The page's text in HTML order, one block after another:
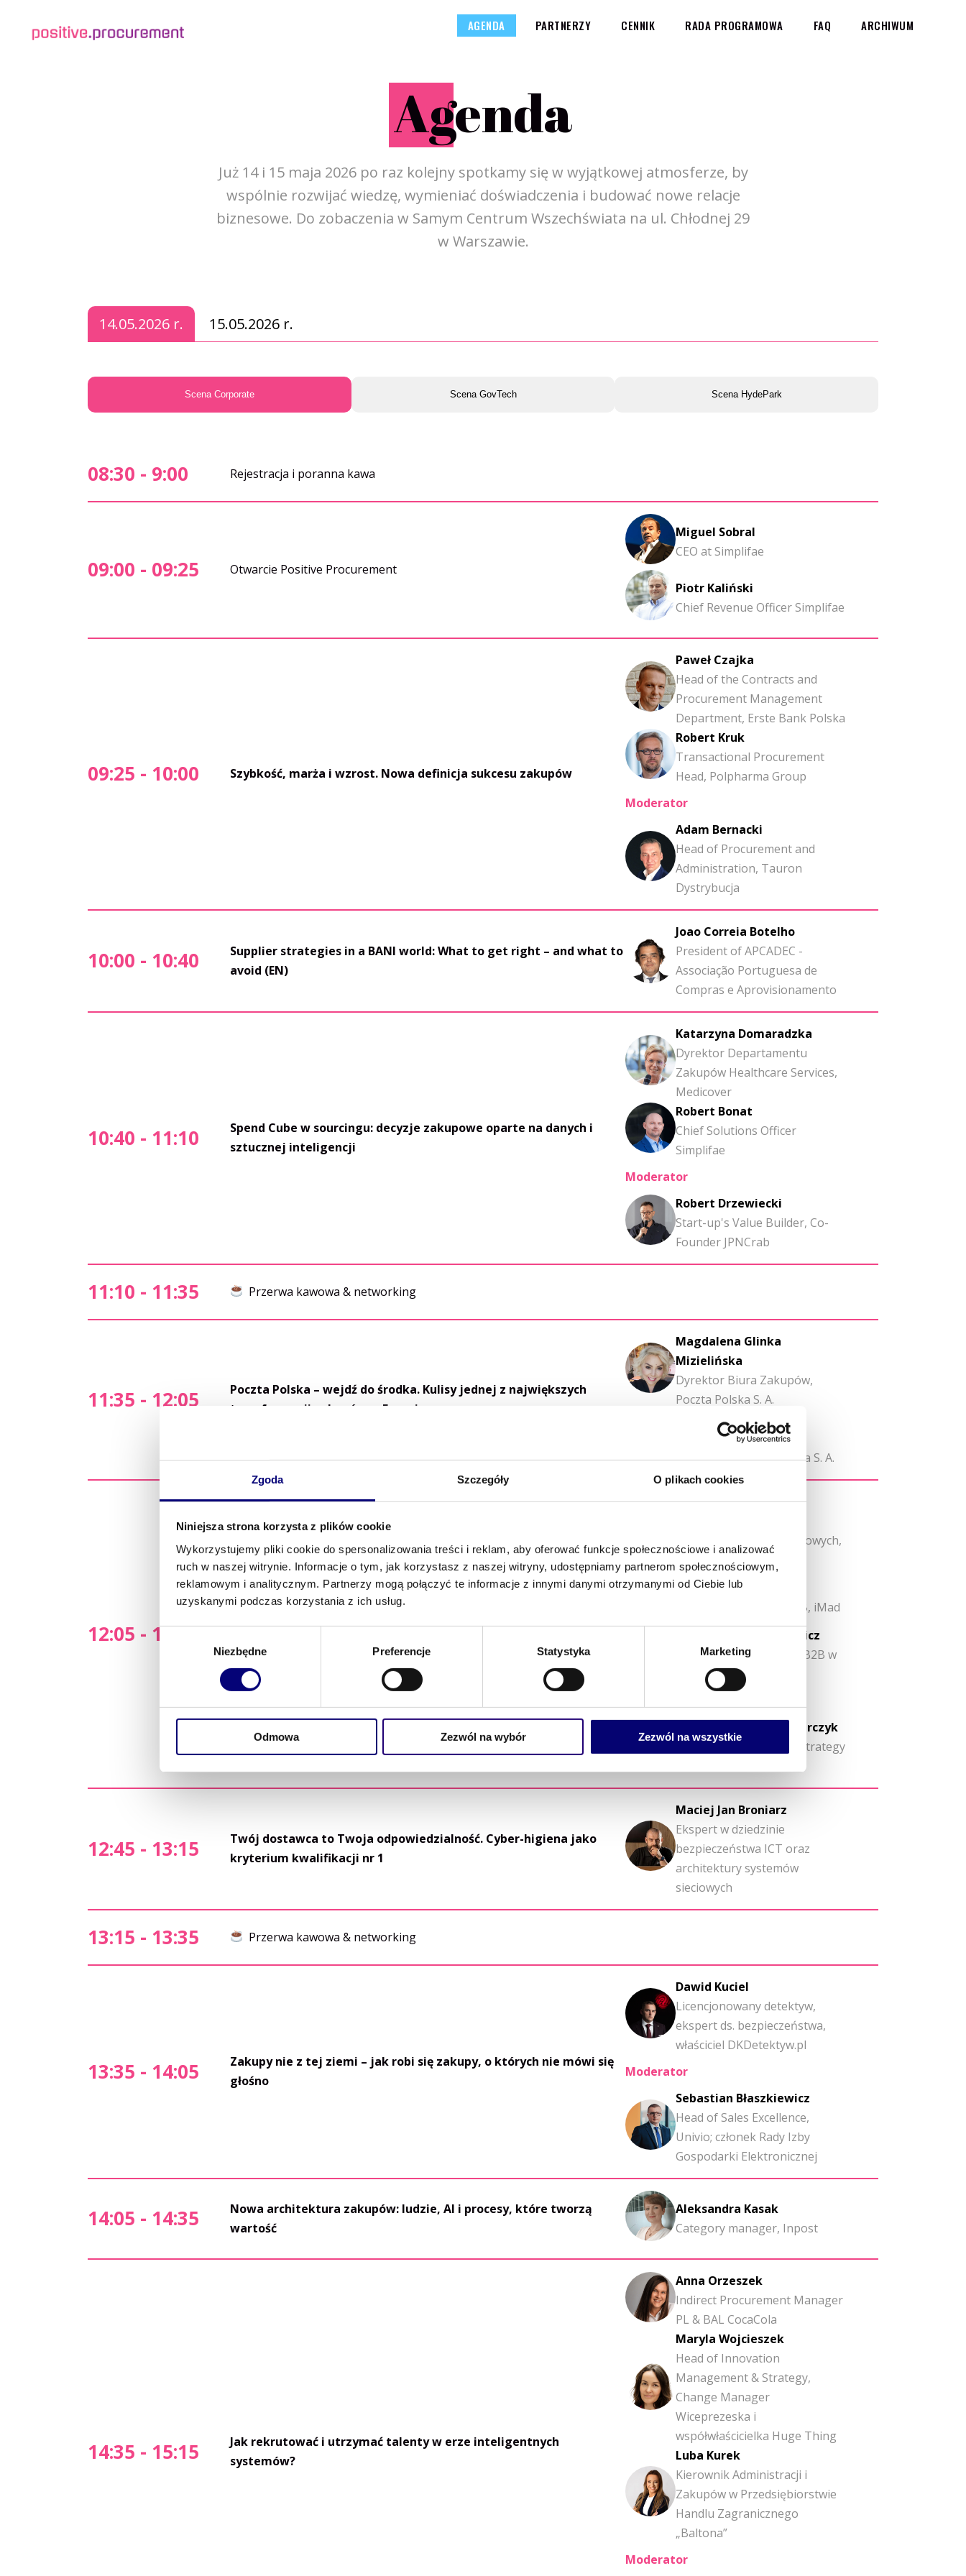
Zgoda Szczegóły O plikach cookies
Niniejsza strona korzysta z plików cookie
Wykorzystujemy pliki cookie do spersonalizowania treści i reklam, aby oferować funkcje społecznościowe i analizować
ruch w naszej witrynie. Informacje o tym, jak korzystasz z naszej witryny, udostępniamy partnerom społecznościowym,
reklamowym i analitycznym. Partnerzy mogą połączyć te informacje z innymi danymi otrzymanymi od Ciebie lub
uzyskanymi podczas korzystania z ich usług.
Niezbędne Preferencje Statystyka Marketing
Odmowa Zezwól na wybór Zezwól na wszystkie
AGENDA PARTNERZY CENNIK RADA PROGRAMOWA FAQ ARCHIWUM
Agenda
Już 14 i 15 maja 2026 po raz kolejny spotkamy się w wyjątkowej atmosferze, by
wspólnie rozwijać wiedzę, wymieniać doświadczenia i budować nowe relacje
biznesowe. Do zobaczenia w Samym Centrum Wszechświata na ul. Chłodnej 29
w Warszawie.
14.05.2026 r. 15.05.2026 r.
Scena Corporate Scena GovTech Scena HydePark
08:30 - 9:00 Rejestracja i poranna kawa
09:00 - 09:25 Otwarcie Positive Procurement
Miguel Sobral
CEO at Simplifae
Piotr Kaliński
Chief Revenue Officer Simplifae
09:25 - 10:00 Szybkość, marża i wzrost. Nowa definicja sukcesu zakupów
Paweł Czajka
Head of the Contracts and
Procurement Management
Department, Erste Bank Polska
Robert Kruk
Transactional Procurement
Head, Polpharma Group
Moderator
Adam Bernacki
Head of Procurement and
Administration, Tauron
Dystrybucja
10:00 - 10:40
Supplier strategies in a BANI world: What to get right – and what to
avoid (EN)
Joao Correia Botelho
President of APCADEC -
Associação Portuguesa de
Compras e Aprovisionamento
10:40 - 11:10
Spend Cube w sourcingu: decyzje zakupowe oparte na danych i
sztucznej inteligencji
Katarzyna Domaradzka
Dyrektor Departamentu
Zakupów Healthcare Services,
Medicover
Robert Bonat
Chief Solutions Officer
Simplifae
Moderator
Robert Drzewiecki
Start-up's Value Builder, Co-
Founder JPNCrab
11:10 - 11:35 Przerwa kawowa & networking
11:35 - 12:05
Poczta Polska – wejdź do środka. Kulisy jednej z największych
transformacji zakupów w Europie.
Magdalena Glinka
Mizielińska
Dyrektor Biura Zakupów,
Poczta Polska S. A.
Grzegorz Filipowski
Head of Procurement
Excellence, Poczta Polska S. A.
12:05 - 12:45
Innowacje dostawców jako usługa. Jak korzystać na wiedzy
dostawców?
Henryk Morski
Technologicznych i Sieciowych,
Orange Polska S.A.
Aleksandra Wójcik
Dyrektor Sprzedaży B2B, iMad
Magdalena Damasiewicz
Dyrektor Zarządzający, B2B w
enel-med
Magdalena Biłas-Mazurczyk
Procurement Leader | Strategy
12:45 - 13:15
Twój dostawca to Twoja odpowiedzialność. Cyber-higiena jako
kryterium kwalifikacji nr 1
Maciej Jan Broniarz
Ekspert w dziedzinie
bezpieczeństwa ICT oraz
architektury systemów
sieciowych
13:15 - 13:35 Przerwa kawowa & networking
13:35 - 14:05
Zakupy nie z tej ziemi – jak robi się zakupy, o których nie mówi się
głośno
Dawid Kuciel
Licencjonowany detektyw,
ekspert ds. bezpieczeństwa,
właściciel DKDetektyw.pl
Moderator
Sebastian Błaszkiewicz
Head of Sales Excellence,
Univio; członek Rady Izby
Gospodarki Elektronicznej
14:05 - 14:35
Nowa architektura zakupów: ludzie, AI i procesy, które tworzą
wartość
Aleksandra Kasak
Category manager, Inpost
14:35 - 15:15
Jak rekrutować i utrzymać talenty w erze inteligentnych
systemów?
Anna Orzeszek
Indirect Procurement Manager
PL & BAL CocaCola
Maryla Wojcieszek
Head of Innovation
Management & Strategy,
Change Manager
Wiceprezeska i
współwłaścicielka Huge Thing
Luba Kurek
Kierownik Administracji i
Zakupów w Przedsiębiorstwie
Handlu Zagranicznego
„Baltona”
Moderator